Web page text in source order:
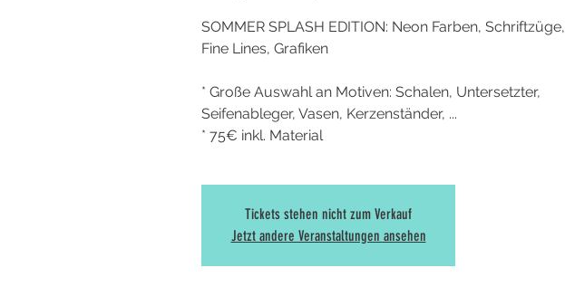
SOMMER SPLASH EDITION: Neon Farben, Schriftzüge,
Fine Lines, Grafiken
* Große Auswahl an Motiven: Schalen, Untersetzter,
Seifenableger, Vasen, Kerzenständer, ...
* 75€ inkl. Material
Tickets stehen nicht zum Verkauf
Jetzt andere Veranstaltungen ansehen